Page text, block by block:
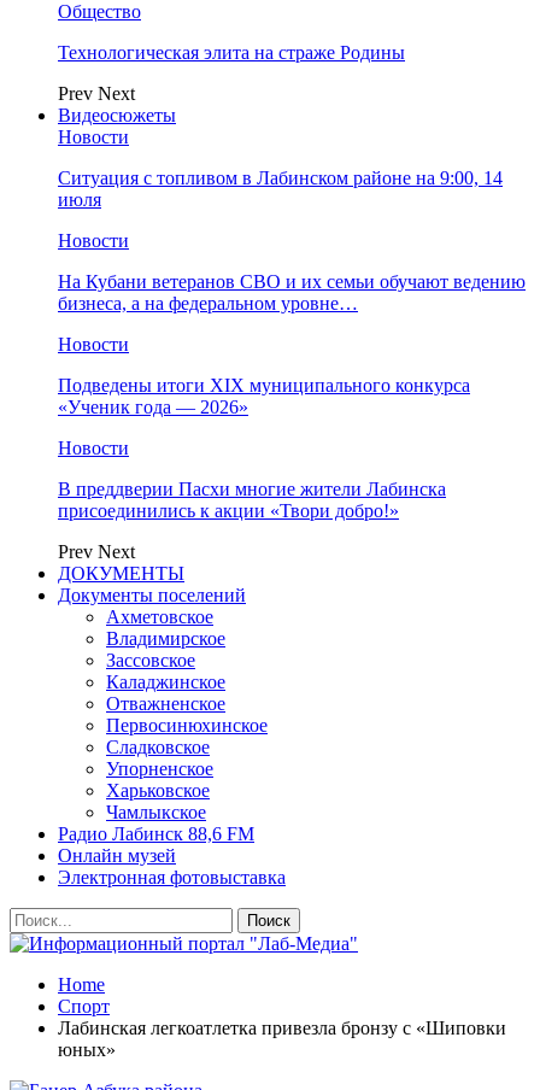
Общество
Технологическая элита на страже Родины
Prev Next
Видеосюжеты
Новости
Ситуация с топливом в Лабинском районе на 9:00, 14
июля
Новости
На Кубани ветеранов СВО и их семьи обучают ведению
бизнеса, а на федеральном уровне…
Новости
Подведены итоги XIX муниципального конкурса
«Ученик года — 2026»
Новости
В преддверии Пасхи многие жители Лабинска
присоединились к акции «Твори добро!»
Prev Next
ДОКУМЕНТЫ
Документы поселений
Ахметовское
Владимирское
Зассовское
Каладжинское
Отважненское
Первосинюхинское
Сладковское
Упорненское
Харьковское
Чамлыкское
Радио Лабинск 88,6 FM
Онлайн музей
Электронная фотовыставка
Home
Спорт
Лабинская легкоатлетка привезла бронзу с «Шиповки
юных»